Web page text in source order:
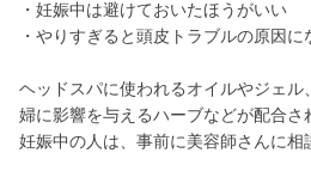
・妊娠中は避けておいたほうがいい
・やりすぎると頭皮トラブルの原因に
ヘッドスパに使われるオイルやジェ
婦に影響を与えるハーブなどが配合さ
妊娠中の人は、事前に美容師さんに相